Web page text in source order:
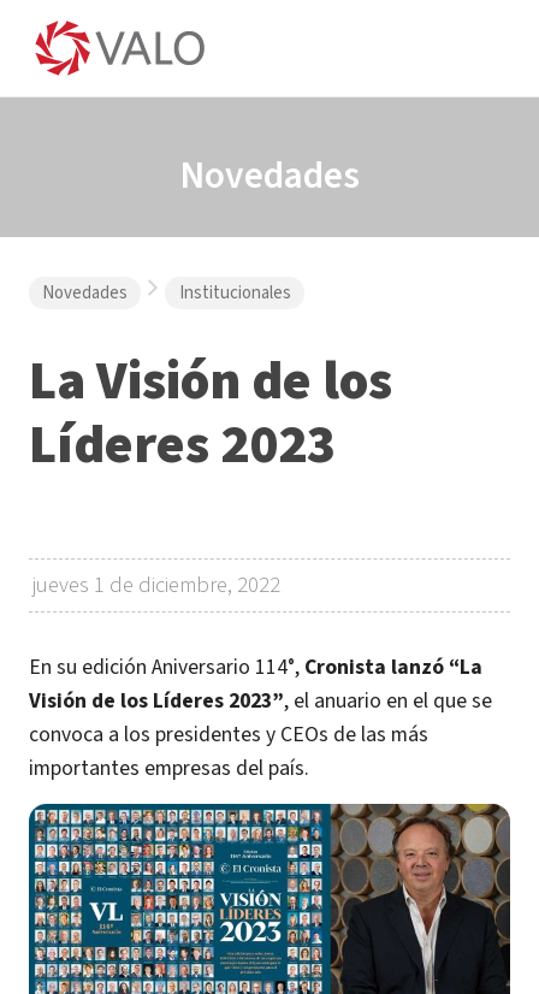
Novedades
Novedades Institucionales
La Visión de los
Líderes 2023
jueves 1 de diciembre, 2022
En su edición Aniversario 114°, Cronista lanzó “La
Visión de los Líderes 2023”, el anuario en el que se
convoca a los presidentes y CEOs de las más
importantes empresas del país.